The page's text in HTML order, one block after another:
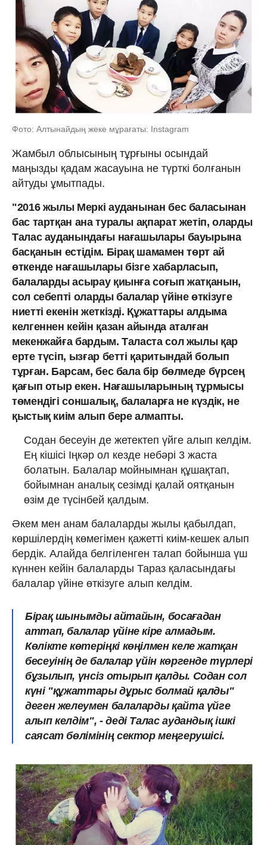
Фото: Алтынайдың жеке мұрағаты: Instagram
Жамбыл облысының тұрғыны осындай
маңызды қадам жасауына не түрткі болғанын
айтуды ұмытпады.
"2016 жылы Меркі ауданынан бес баласынан
бас тартқан ана туралы ақпарат жетіп, оларды
Талас ауданындағы нағашылары бауырына
басқанын естідім. Бірақ шамамен төрт ай
өткенде нағашылары бізге хабарласып,
балаларды асырау қиынға соғып жатқанын,
сол себепті оларды балалар үйіне өткізуге
ниетті екенін жеткізді. Құжаттары алдыма
келгеннен кейін қазан айында аталған
мекенжайға бардым. Таласта сол жылы қар
ерте түсіп, ызғар бетті қаритындай болып
тұрған. Барсам, бес бала бір бөлмеде бүрсең
қағып отыр екен. Нағашыларының тұрмысы
төмендігі соншалық, балаларға не күздік, не
қыстық киім алып бере алмапты.
Содан бесеуін де жетектеп үйге алып келдім.
Ең кішісі Іңкәр ол кезде небәрі 3 жаста
болатын. Балалар мойнымнан құшақтап,
бойымнан аналық сезімді қалай оятқанын
өзім де түсінбей қалдым.
Әкем мен анам балаларды жылы қабылдап,
көршілердің көмегімен қажетті киім-кешек алып
бердік. Алайда белгіленген талап бойынша үш
күннен кейін балаларды Тараз қаласындағы
балалар үйіне өткізуге алып келдім.
Бірақ шынымды айтайын, босағадан
аттап, балалар үйіне кіре алмадым.
Көлікте көтеріңкі көңілмен келе жатқан
бесеуінің де балалар үйін көргенде түрлері
бұзылып, үнсіз отырып қалды. Содан сол
күні "құжаттары дұрыс болмай қалды"
деген желеумен балаларды қайта үйге
алып келдім", - деді Талас аудандық ішкі
саясат бөлімінің сектор меңгерушісі.